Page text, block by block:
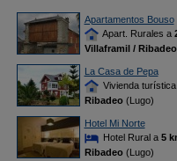
Apartamentos Bouso
Apart. Rurales a
Villaframil / Ribadeo
La Casa de Pepa
Vivienda
Ribadeo(Lugo)
Hotel Mi Norte
Hotel Rural a 5
Ribadeo(Lugo)